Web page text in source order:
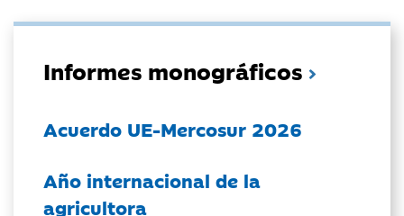
Informes monográficos
Acuerdo UE-Mercosur 2026
Año internacional de la
agricultora